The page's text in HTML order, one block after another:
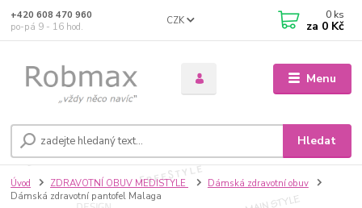
Menu
CZK
Hledat
+420 608 470 960
po-pá 9 - 16 hod.
0 ks
za 0 Kč
Úvod ZDRAVOTNÍ OBUV MEDISTYLE
Dámská zdravotní obuv
Dámská zdravotní pantofel Malaga